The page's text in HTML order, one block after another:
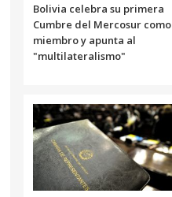
Bolivia celebra su primera
Cumbre del Mercosur como
miembro y apunta al
"multilateralismo"